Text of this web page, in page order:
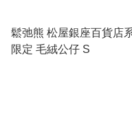
鬆弛熊 松屋銀座百貨店
限定 毛絨公仔 S